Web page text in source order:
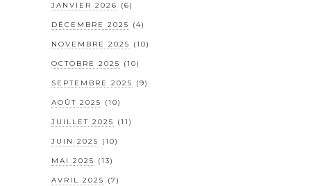
JANVIER 2026 (6)
DÉCEMBRE 2025 (4)
NOVEMBRE 2025 (10)
OCTOBRE 2025 (10)
SEPTEMBRE 2025 (9)
AOÛT 2025 (10)
JUILLET 2025 (11)
JUIN 2025 (10)
MAI 2025 (13)
AVRIL 2025 (7)